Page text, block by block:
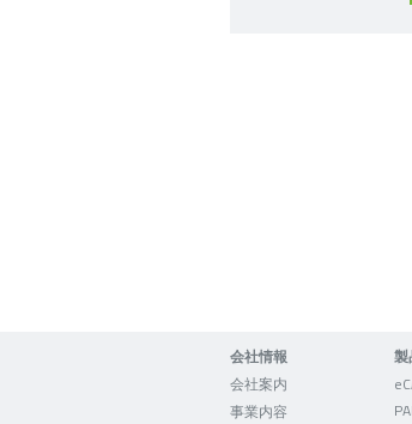
会社情報
会社案内
事業内容
製